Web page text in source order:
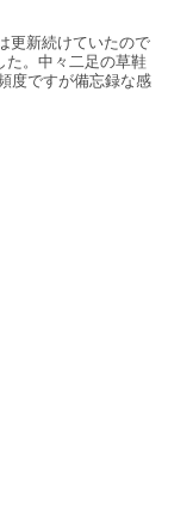
更新続けていたので
た。中々二足の草鞋
度ですが備忘録な感